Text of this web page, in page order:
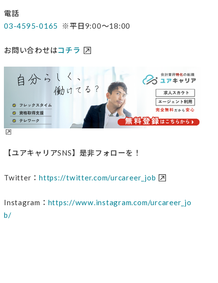
電話
03-4595-0165
※平日9:00～18:00
お問い合わせはコチラ
【ユアキャリアSNS】是非フォローを！
Twitter：https://twitter.com/urcareer_job
Instagram： https://www.instagram.com/urcareer_jo
b/